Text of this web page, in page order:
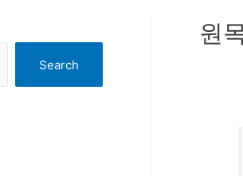
Search
원